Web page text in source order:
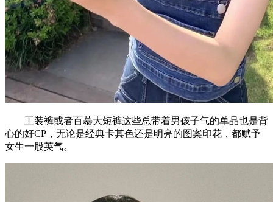
工装裤或者百慕大短裤这些总带着男孩子气的单品也是背
心的好CP，无论是经典卡其色还是明亮的图案印花，都赋予
女生一股英气。